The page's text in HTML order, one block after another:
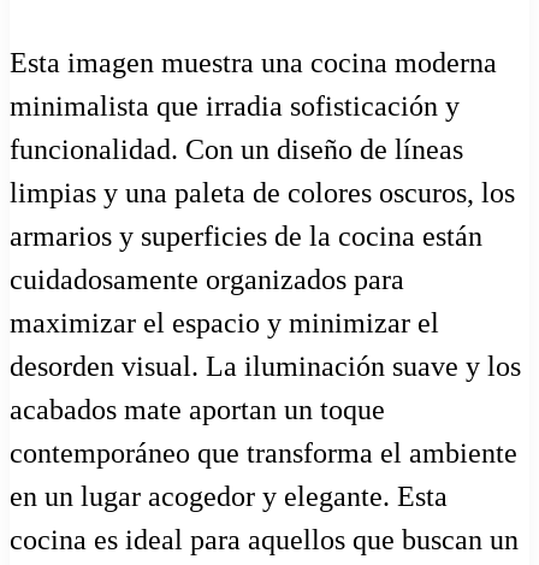
Esta imagen muestra una cocina moderna
minimalista que irradia sofisticación y
funcionalidad. Con un diseño de líneas
limpias y una paleta de colores oscuros, los
armarios y superficies de la cocina están
cuidadosamente organizados para
maximizar el espacio y minimizar el
desorden visual. La iluminación suave y los
acabados mate aportan un toque
contemporáneo que transforma el ambiente
en un lugar acogedor y elegante. Esta
cocina es ideal para aquellos que buscan un